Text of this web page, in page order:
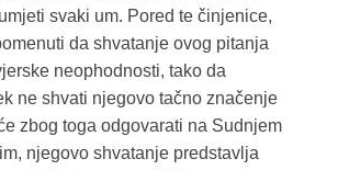
svaki um. Pored te činjenice,
da shvatanje ovog pitanja
neophodnosti, tako da
ne shvati njegovo tačno značenje
zbog toga odgovarati na Sudnjem
njegovo shvatanje predstavlja